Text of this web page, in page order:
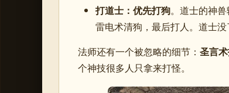
打道士：优先打狗。道士的神
雷电术清狗，最后打人。道士没
法师还有一个被忽略的细节： 圣言
个神技很多人只拿来打怪。